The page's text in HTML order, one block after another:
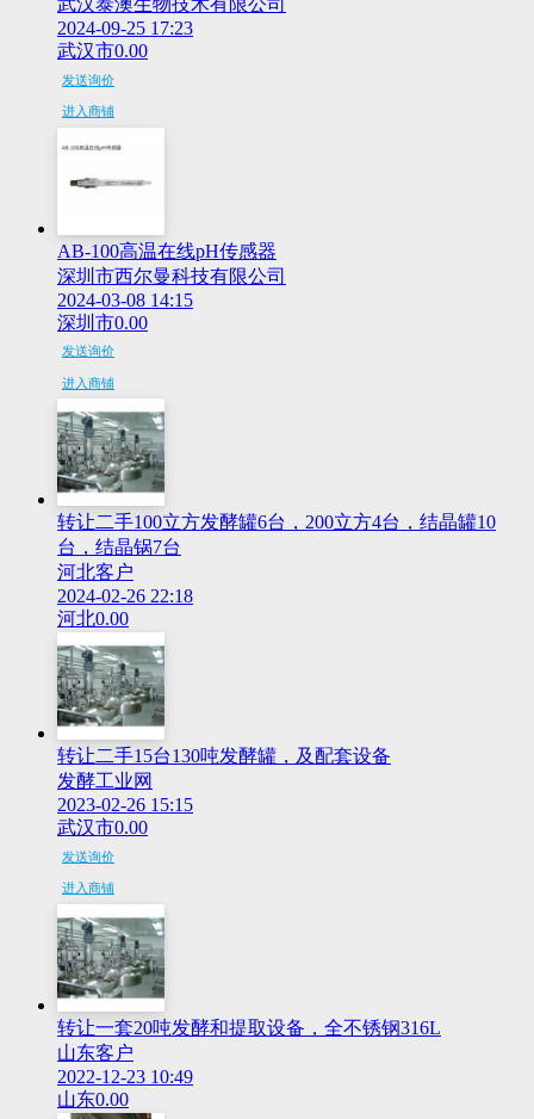
武汉泰澳生物技术有限公司
2024-09-25 17:23
武汉市0.00
发送询价
进入商铺
AB-100高温在线pH传感器
深圳市西尔曼科技有限公司
2024-03-08 14:15
深圳市0.00
发送询价
进入商铺
转让二手100立方发酵罐6台，200立方4台，结晶罐10
台，结晶锅7台
河北客户
2024-02-26 22:18
河北0.00
转让二手15台130吨发酵罐，及配套设备
发酵工业网
2023-02-26 15:15
武汉市0.00
发送询价
进入商铺
转让一套20吨发酵和提取设备，全不锈钢316L
山东客户
2022-12-23 10:49
山东0.00